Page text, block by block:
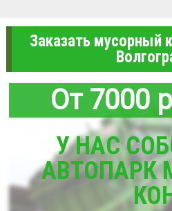
Заказать мусорный
От 7000
У НАС
АВТОПАРК